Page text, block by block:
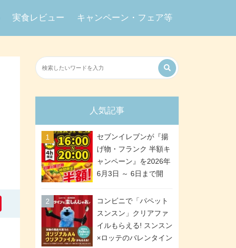
実食レビュー キャンペーン・フェア等
人気記事
セブンイレブンが『揚
げ物・フランク 半額キ
ャンペーン』を2026年
6月3日 ～ 6日まで開
などが「揚げ物スーパ
ーセール」でお得に! 各
日16:00 ～ 20:00の4時
間限定で実施。ななチ
コンビニで「パペット
スンスン」クリアファ
イルもらえる! スンスン
×ロッテのバレンタイン